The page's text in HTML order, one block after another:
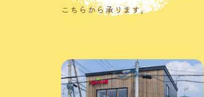
こちらから承ります。